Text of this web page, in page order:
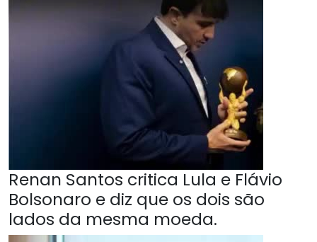
Renan Santos critica Lula e Flávio
Bolsonaro e diz que os dois são
lados da mesma moeda.